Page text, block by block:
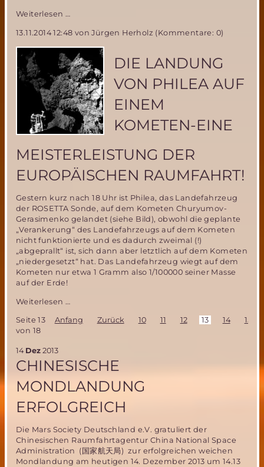
Weiterlesen …
MIRIAM
2
Flugtestprogramm-
das
MSD
NordTeam
stellt
Das
Ballon-
Aufblassystem
13.11.2014 12:48 von Jürgen Herholz (Kommentare: 0)
DIE LANDUNG
VON PHILEA AUF
EINEM
KOMETEN-EINE
MEISTERLEISTUNG DER
EUROPÄISCHEN RAUMFAHRT!
Gestern kurz nach 18 Uhr ist Philea, das Landefahrzeug
der ROSETTA Sonde, auf dem Kometen Churyumov-
Gerasimenko gelandet (siehe Bild), obwohl die geplante
„Verankerung“ des Landefahrzeugs auf dem Kometen
nicht funktionierte und es dadurch zweimal (!)
„abgeprallt“ ist, sich dann aber letztlich auf dem Kometen
„niedergesetzt“ hat. Das Landefahrzeug wiegt auf dem
Kometen nur etwa 1 Gramm also 1/100000 seiner Masse
auf der Erde!
Weiterlesen …
von
Kometen-
Meisterleistung
europäischen
Seite 13
von 18
Anfang Zurück 10 11 12 13 14 15
14 Dez 2013
CHINESISCHE
MONDLANDUNG
ERFOLGREICH
Die Mars Society Deutschland e.V. gratuliert der
Chinesischen Raumfahrtagentur China National Space
Administration (国家航天局) zur erfolgreichen weichen
Mondlandung am heutigen 14. Dezember 2013 um 14.13